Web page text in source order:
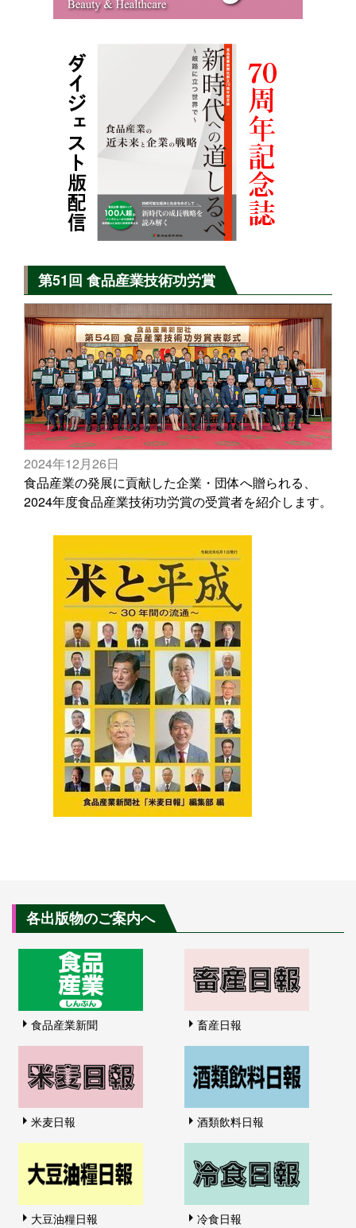
第51回 食品産業技術功労賞
2024年12月26日
食品産業の発展に貢献した企業・団体へ贈られる、
2024年度食品産業技術功労賞の受賞者を紹介します。
各出版物のご案内へ
食品産業新聞 畜産日報
米麦日報 酒類飲料日報
大豆油糧日報 冷食日報